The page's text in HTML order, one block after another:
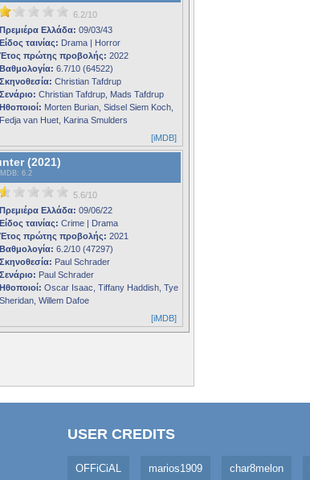
6.2/10
Πρεμιέρα Ελλάδα: 09/03/43
Είδος ταινίας: Drama | Horror
Έτος πρώτης προβολής: 2022
Βαθμολογία: 6.7/10 (64522)
Σκηνοθεσία: Christian Tafdrup
Σενάριο: Christian Tafdrup, Mads Tafdrup
Ηθοποιοί: Morten Burian, Sidsel Siem Koch,
Fedja van Huet, Karina Smulders
[iMDB]
(2021)
: 6.2
5.6/10
Πρεμιέρα Ελλάδα: 09/06/22
Είδος ταινίας: Crime | Drama
Έτος πρώτης προβολής: 2021
Βαθμολογία: 6.2/10 (47297)
Σκηνοθεσία: Paul Schrader
Σενάριο: Paul Schrader
Ηθοποιοί: Oscar Isaac, Tiffany Haddish, Tye
Sheridan, Willem Dafoe
[iMDB]
USER CREDITS
OFFiCiAL marios1909 char8melon